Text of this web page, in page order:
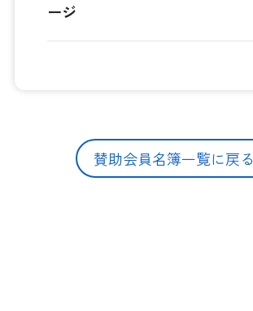
ージ
賛助会員名簿一覧に戻る